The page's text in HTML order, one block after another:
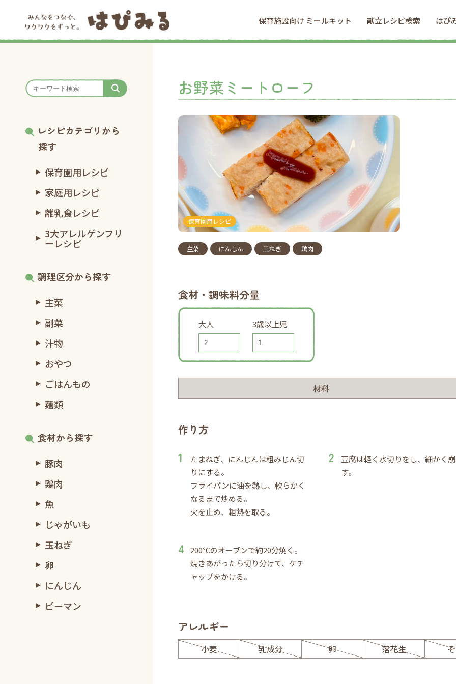
保育施設向け ミールキット 献立レシピ検索 はぴ
レシピカテゴリから
探す
保育園用レシピ
家庭用レシピ
離乳食レシピ
3大アレルゲンフリ
ーレシピ
調理区分から探す
主菜
副菜
汁物
おやつ
ごはんもの
麺類
食材から探す
豚肉
鶏肉
魚
じゃがいも
玉ねぎ
卵
にんじん
ピーマン
お野菜ミートローフ
保育園用レシピ
主菜 にんじん 玉ねぎ 鶏肉
食材・調味料分量
大人 3歳以上児
材料
作り方
たまねぎ、にんじんは粗みじん切
りにする。
フライパンに油を熱し、軟らかく
なるまで炒める。
火を止め、粗熱を取る。
豆腐は軽く水切りをし、細かく崩
す。
200℃のオーブンで約20分焼く。
焼きあがったら切り分けて、ケチ
ャップをかける。
アレルギー
小麦 乳成分 卵 落花生